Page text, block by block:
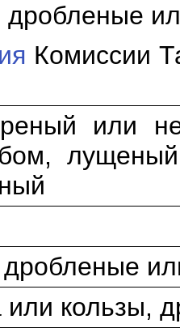
Комиссии
или
кользы,